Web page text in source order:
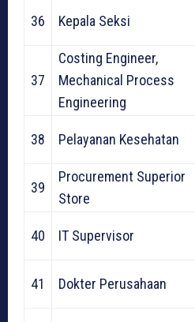
36 Kepala Seksi
37
Costing Engineer,
Mechanical Process
Engineering
38 Pelayanan Kesehatan
39
Procurement Superior
Store
40 IT Supervisor
41 Dokter Perusahaan